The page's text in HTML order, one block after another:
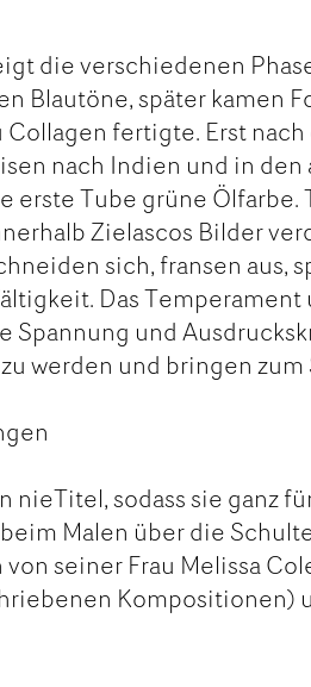
die verschiedenen
Blautöne, später kamen
fertigte. Erst
nach Indien und in den
erste Tube grüne
Zielascos Bilder
sich, fransen aus,
Das
Spannung und
werden und bringen zum
nieTitel, sodass sie ganz
Malen über die
seiner Frau Melissa
Kompositionen)